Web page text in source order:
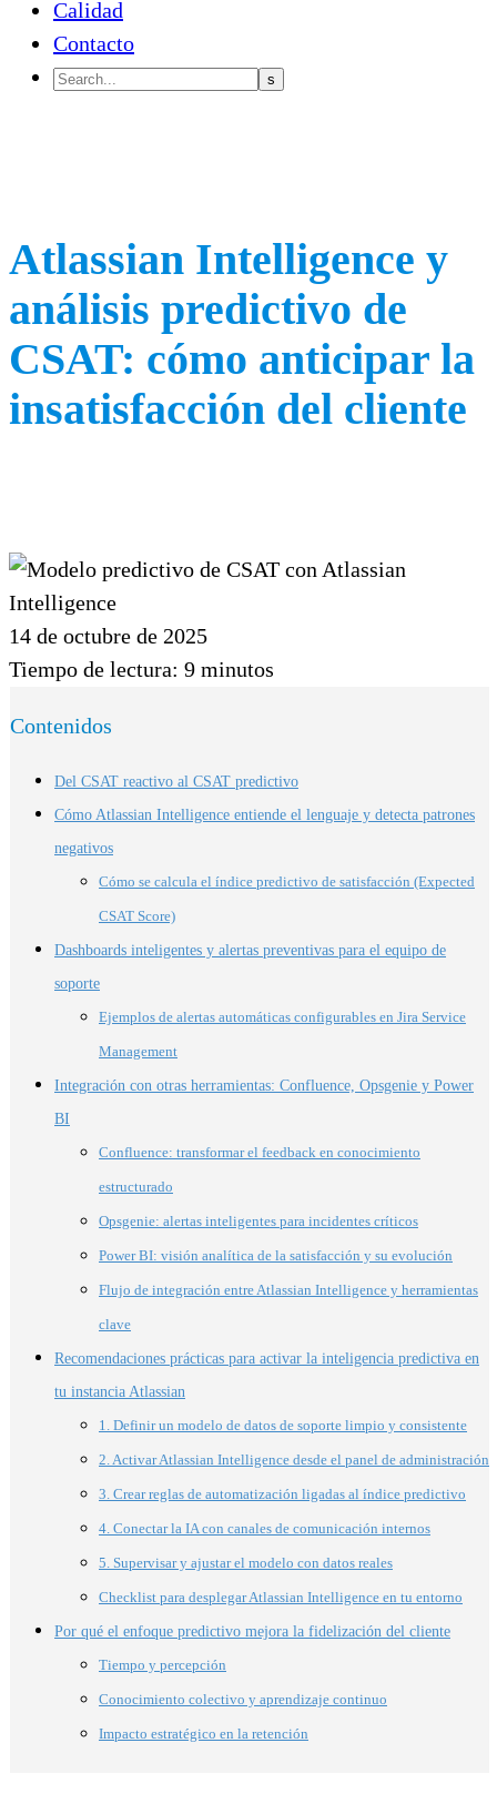
Calidad
Contacto
Atlassian Intelligence y
análisis predictivo de
CSAT: cómo anticipar la
insatisfacción del cliente
14 de octubre de 2025
Tiempo de lectura: 9 minutos
Contenidos
Del CSAT reactivo al CSAT predictivo
Cómo Atlassian Intelligence entiende el lenguaje y detecta patrones
negativos
Cómo se calcula el índice predictivo de satisfacción (Expected
CSAT Score)
Dashboards inteligentes y alertas preventivas para el equipo de
soporte
Ejemplos de alertas automáticas configurables en Jira Service
Management
Integración con otras herramientas: Confluence, Opsgenie y Power
BI
Confluence: transformar el feedback en conocimiento
estructurado
Opsgenie: alertas inteligentes para incidentes críticos
Power BI: visión analítica de la satisfacción y su evolución
Flujo de integración entre Atlassian Intelligence y herramientas
clave
Recomendaciones prácticas para activar la inteligencia predictiva en
tu instancia Atlassian
1. Definir un modelo de datos de soporte limpio y consistente
2. Activar Atlassian Intelligence desde el panel de administración
3. Crear reglas de automatización ligadas al índice predictivo
4. Conectar la IA con canales de comunicación internos
5. Supervisar y ajustar el modelo con datos reales
Checklist para desplegar Atlassian Intelligence en tu entorno
Por qué el enfoque predictivo mejora la fidelización del cliente
Tiempo y percepción
Conocimiento colectivo y aprendizaje continuo
Impacto estratégico en la retención